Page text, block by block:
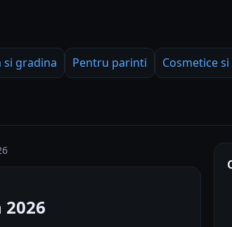
si gradina Pentru parinti Cosmetice